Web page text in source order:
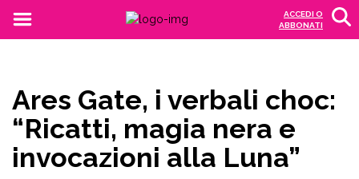
ACCEDI O
ABBONATI
Ares Gate, i verbali choc:
“Ricatti, magia nera e
invocazioni alla Luna”